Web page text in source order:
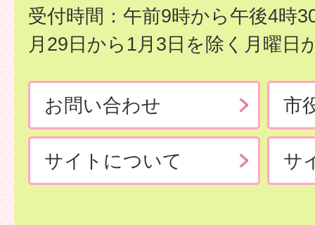
受付時間：午前9時から午後4時
月29日から1月3日を除く月曜日
お問い合わせ 市
サイトについて サ